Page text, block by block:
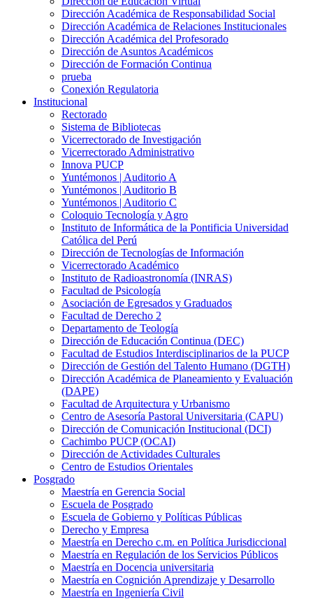
Dirección Académica de Responsabilidad Social
Dirección Académica de Relaciones Institucionales
Dirección Académica del Profesorado
Dirección de Asuntos Académicos
Dirección de Formación Continua
prueba
Conexión Regulatoria
Institucional
Rectorado
Sistema de Bibliotecas
Vicerrectorado de Investigación
Vicerrectorado Administrativo
Innova PUCP
Yuntémonos | Auditorio A
Yuntémonos | Auditorio B
Yuntémonos | Auditorio C
Coloquio Tecnología y Agro
Instituto de Informática de la Pontificia Universidad
Católica del Perú
Dirección de Tecnologías de Información
Vicerrectorado Académico
Instituto de Radioastronomía (INRAS)
Facultad de Psicología
Asociación de Egresados y Graduados
Facultad de Derecho 2
Departamento de Teología
Dirección de Educación Continua (DEC)
Facultad de Estudios Interdisciplinarios de la PUCP
Dirección de Gestión del Talento Humano (DGTH)
Dirección Académica de Planeamiento y Evaluación
(DAPE)
Facultad de Arquitectura y Urbanismo
Centro de Asesoría Pastoral Universitaria (CAPU)
Dirección de Comunicación Institucional (DCI)
Cachimbo PUCP (OCAI)
Dirección de Actividades Culturales
Centro de Estudios Orientales
Posgrado
Maestría en Gerencia Social
Escuela de Posgrado
Escuela de Gobierno y Políticas Públicas
Derecho y Empresa
Maestría en Derecho c.m. en Política Jurisdiccional
Maestría en Regulación de los Servicios Públicos
Maestría en Docencia universitaria
Maestría en Cognición Aprendizaje y Desarrollo
Maestría en Ingeniería Civil